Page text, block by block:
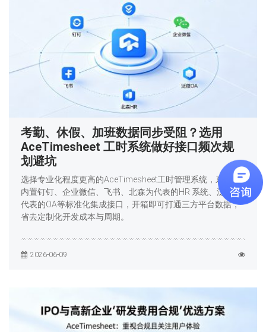
考勤、休假、加班数据同步受阻？选用
AceTimesheet 工时系统做好接口频次规
划避坑
选择专业化程度更高的AceTimesheet工时管理系统，系统已
内置钉钉、企业微信、飞书、北森为代表的HR 系统、泛微为
代表的OA等标准化集成接口，开箱即可打通三方平台数据，
省去定制化开发成本与周期。
2026-06-09